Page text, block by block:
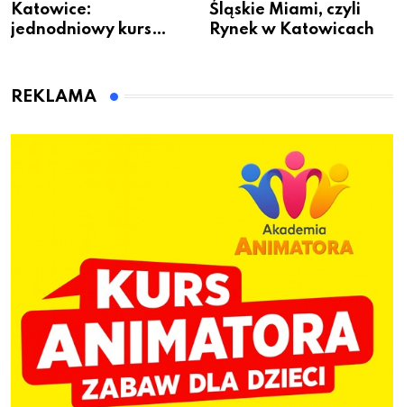
Katowice:
jednodniowy kurs
dzieci
Śląskie Miami, czyli
Rynek w Katowicach
REKLAMA